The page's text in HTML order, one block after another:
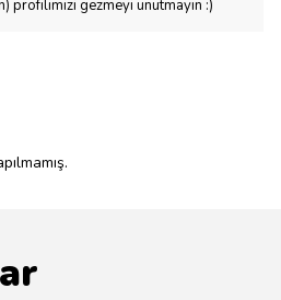
profilimizi gezmeyi unutmayın :)